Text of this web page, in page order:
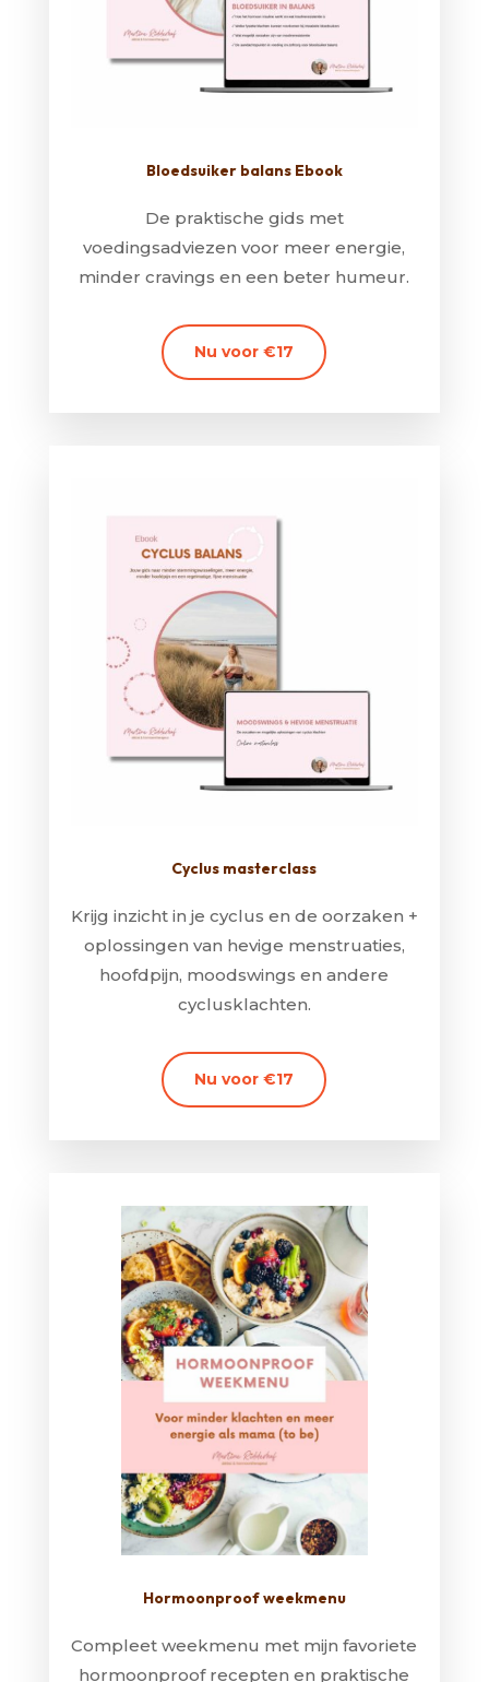
Bloedsuiker balans Ebook
De praktische gids met
voedingsadviezen voor meer energie,
minder cravings en een beter humeur.
Nu voor €17
Cyclus masterclass
Krijg inzicht in je cyclus en de oorzaken +
oplossingen van hevige menstruaties,
hoofdpijn, moodswings en andere
cyclusklachten.
Nu voor €17
Hormoonproof weekmenu
Compleet weekmenu met mijn favoriete
hormoonproof recepten en praktische